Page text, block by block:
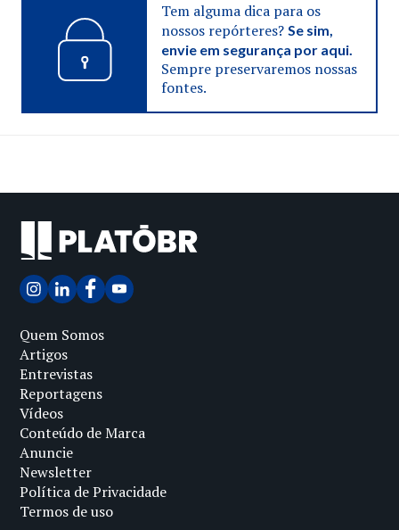
Tem alguma dica para os
nossos repórteres? Se sim,
envie em segurança por aqui.
Sempre preservaremos nossas
fontes.
Quem Somos
Artigos
Entrevistas
Reportagens
Vídeos
Conteúdo de Marca
Anuncie
Newsletter
Política de Privacidade
Termos de uso